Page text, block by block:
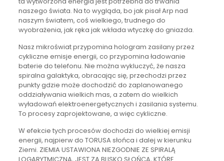
naszego świata. Na to wygląda, bo jak pisał Arp nad
naszym światem, coś wielkiego, trudnego do
wyobrażenia, jak ręka jak wkłada wtyczkę do gniazda.
Nasz mikroświat przypomina hologram zasilany przez
cykliczne emisje energii, co przypomina ładowanie
baterie do telefonu. Nie można wykluczyć, że nasza
spiralna galaktyka, obracając się, przechodzi przez
punkty gdzie może dochodzić do zaplanowanego
oddziaływania wielkich mas, a zatem do wielkich
wyładowań elektroenergetycznych i zasilania systemu.
To procesy zaprojektowane, a więc cykliczne.
W efekcie tych procesów dochodzi do wielkiej emisji
energii, najpierw do TORUSA słońca i dalej w kierunku
Ziemi. ZIEMIA USTAWIONA NIEZGODNIE ZE SPIRALĄ